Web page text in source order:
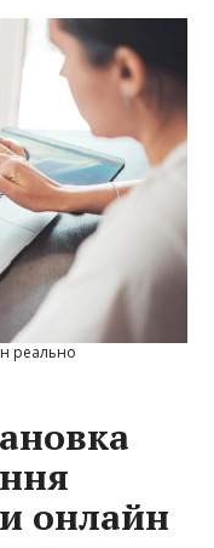
реально
онлайн